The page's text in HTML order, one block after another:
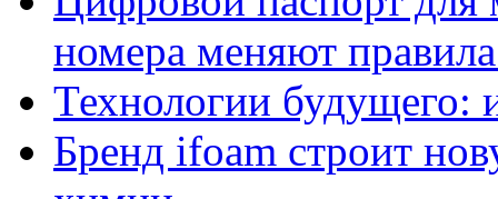
номера меняют
Технологии будущего:
Бренд ifoam строит